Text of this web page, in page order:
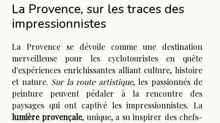
La Provence, sur les traces des
impressionnistes
La Provence se dévoile comme une destination
merveilleuse pour les cyclotouristes en quête
d'expériences enrichissantes alliant culture, histoire
et nature. Sur la route artistique, les passionnés de
peinture peuvent pédaler à la rencontre des
paysages qui ont captivé les impressionnistes. La
lumière provençale, unique, a su inspirer des chefs-